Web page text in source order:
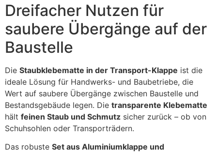
Dreifacher Nutzen für
saubere Übergänge auf der
Baustelle
Die Staubklebematte in der Transport-Klappe ist die
ideale Lösung für Handwerks- und Baubetriebe, die
Wert auf saubere Übergänge zwischen Baustelle und
Bestandsgebäude legen. Die transparente Klebematte
hält feinen Staub und Schmutz sicher zurück – ob von
Schuhsohlen oder Transporträdern.
Das robuste Set aus Aluminiumklappe und